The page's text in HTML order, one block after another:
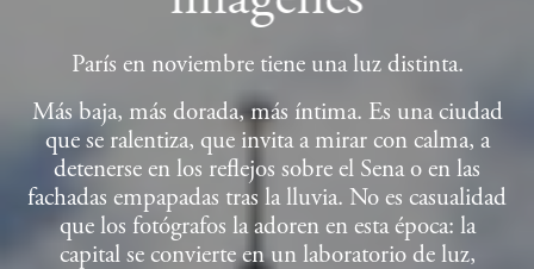
SERVICIOS
EVENTOS
BLOG
GALERÍA
París en noviembre tiene una luz distinta.
Más baja, más dorada, más íntima. Es una ciudad
que se ralentiza, que invita a mirar con calma, a
detenerse en los reflejos sobre el Sena o en las
fachadas empapadas tras la lluvia. No es casualidad
que los fotógrafos la adoren en esta época: la
capital se convierte en un laboratorio de luz,